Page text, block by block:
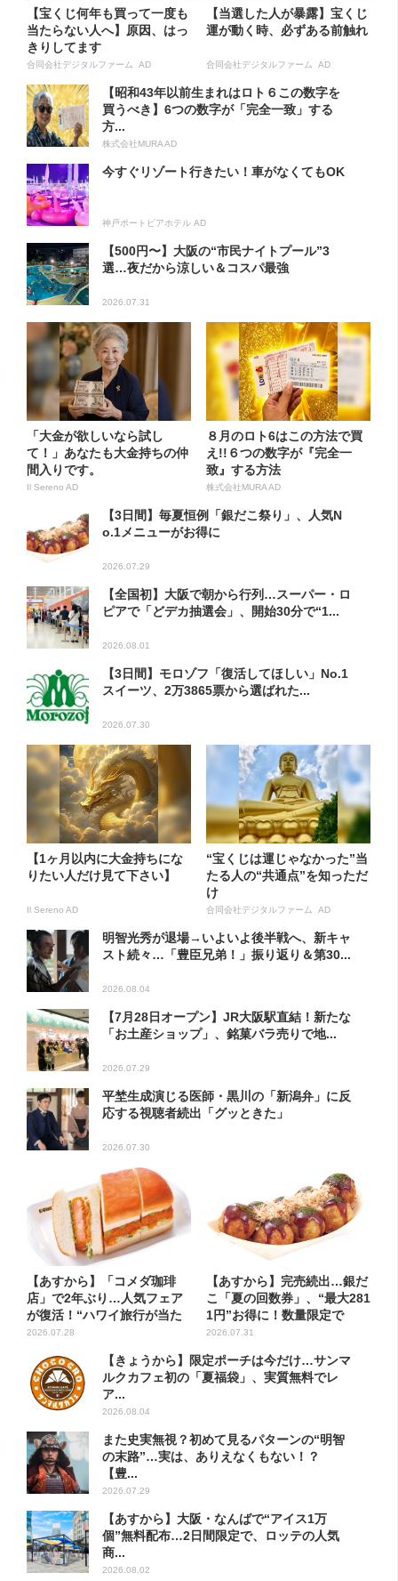
【宝くじ何年も買って一度も
当たらない人へ】原因、はっ
きりしてます
合同会社デジタルファーム AD
【当選した人が暴露】宝くじ
運が動く時、必ずある前触れ
合同会社デジタルファーム AD
【昭和43年以前生まれはロト６この数字を
買うべき】6つの数字が「完全一致」する
方...
株式会社MURA AD
今すぐリゾート行きたい！車がなくてもOK
神戸ポートピアホテル AD
【500円〜】大阪の“市民ナイトプール”3
選…夜だから涼しい＆コスパ最強
2026.07.31
「大金が欲しいなら試し
て！」あなたも大金持ちの仲
間入りです。
Il Sereno AD
８月のロト6はこの方法で買
え!!６つの数字が『完全一
致』する方法
株式会社MURA AD
【3日間】毎夏恒例「銀だこ祭り」、人気N
o.1メニューがお得に
2026.07.29
【全国初】大阪で朝から行列…スーパー・ロ
ピアで「どデカ抽選会」、開始30分で“1...
2026.08.01
【3日間】モロゾフ「復活してほしい」No.1
スイーツ、2万3865票から選ばれた...
2026.07.30
【1ヶ月以内に大金持ちにな
りたい人だけ見て下さい】
Il Sereno AD
“宝くじは運じゃなかった”当
たる人の“共通点”を知っただ
け
合同会社デジタルファーム AD
明智光秀が退場→いよいよ後半戦へ、新キャ
スト続々…「豊臣兄弟！」振り返り＆第30...
2026.08.04
【7月28日オープン】JR大阪駅直結！新たな
「お土産ショップ」、銘菓バラ売りで地...
2026.07.29
平埜生成演じる医師・黒川の「新潟弁」に反
応する視聴者続出「グッときた」
2026.07.30
【あすから】「コメダ珈琲
店」で2年ぶり…人気フェア
が復活！“ハワイ旅行が当た
る”...
2026.07.28
【あすから】完売続出…銀だ
こ「夏の回数券」、“最大281
1円”お得に！数量限定で
2026.07.31
【きょうから】限定ポーチは今だけ…サンマ
ルクカフェ初の「夏福袋」、実質無料でレ
ア...
2026.08.04
また史実無視？初めて見るパターンの“明智
の末路”…実は、ありえなくもない！？
【豊...
2026.07.29
【あすから】大阪・なんばで“アイス1万
個”無料配布…2日間限定で、ロッテの人気
商...
2026.08.02